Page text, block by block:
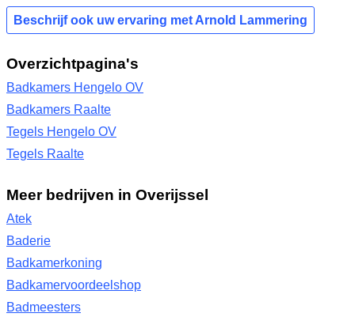
Beschrijf ook uw ervaring met Arnold Lammering
Overzichtpagina's
Badkamers Hengelo OV
Badkamers Raalte
Tegels Hengelo OV
Tegels Raalte
Meer bedrijven in Overijssel
Atek
Baderie
Badkamerkoning
Badkamervoordeelshop
Badmeesters